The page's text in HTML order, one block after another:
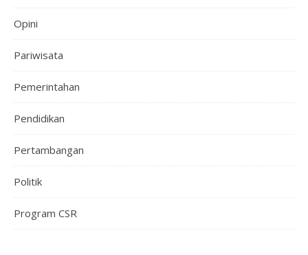
Opini
Pariwisata
Pemerintahan
Pendidikan
Pertambangan
Politik
Program CSR